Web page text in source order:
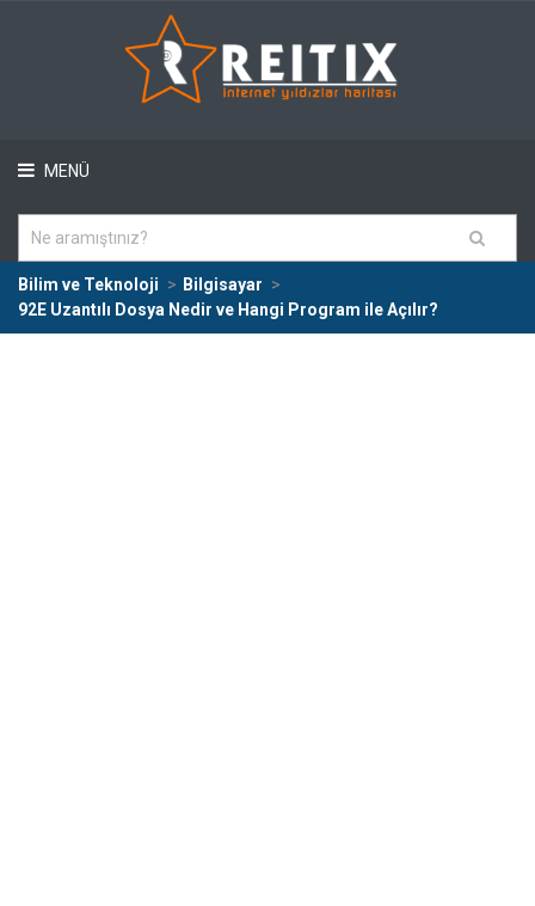
MENÜ
Bilim ve Teknoloji
Bilgisayar
92E Uzantılı Dosya Nedir ve Hangi Program ile Açılır?